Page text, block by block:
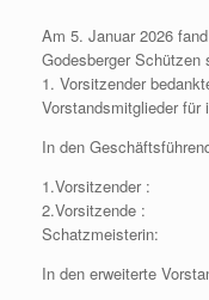
Am 5. Januar 2026
Godesberger
1. Vorsitzender
Vorstandsmitglieder für
In den
In den erweiterte